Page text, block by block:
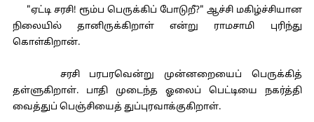
"ஏட்டி சரசி! ரூம்ப பெருக்கிப் போடுறீ?" ஆச்சி மகிழ்ச்சியான
நிலையில் தானிருக்கிறாள் என்று ராமசாமி புரிந்து
கொள்கிறான்.
சரசி பரபரவென்று முன்னறையைப் பெருக்கித்
தள்ளுகிறாள். பாதி முடைந்த ஓலைப் பெட்டியை நகர்த்தி
வைத்துப் பெஞ்சியைத் துப்புரவாக்குகிறாள்.